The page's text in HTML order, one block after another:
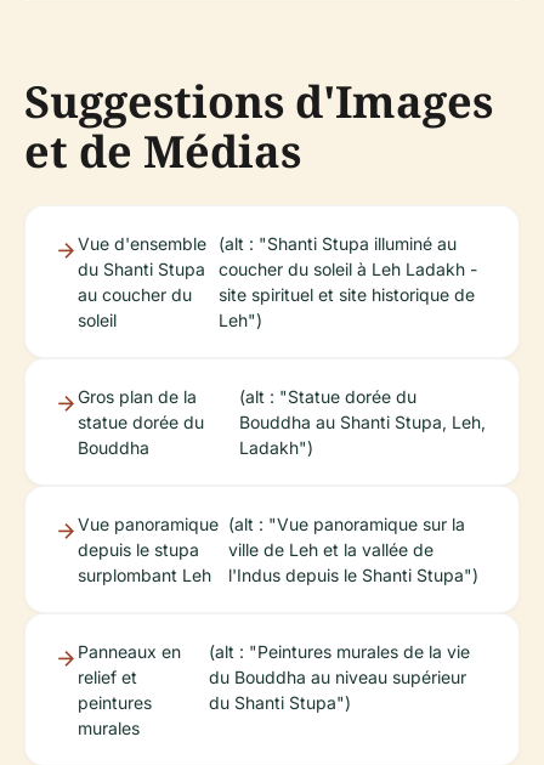
Suggestions d'Images
et de Médias
Vue d'ensemble
du Shanti Stupa
au coucher du
soleil
(alt : "Shanti Stupa illuminé au
coucher du soleil à Leh Ladakh -
site spirituel et site historique de
Leh")
Gros plan de la
statue dorée du
Bouddha
(alt : "Statue dorée du
Bouddha au Shanti Stupa, Leh,
Ladakh")
Vue panoramique
depuis le stupa
surplombant Leh
(alt : "Vue panoramique sur la
ville de Leh et la vallée de
l'Indus depuis le Shanti Stupa")
Panneaux en
relief et
peintures
murales
(alt : "Peintures murales de la vie
du Bouddha au niveau supérieur
du Shanti Stupa")